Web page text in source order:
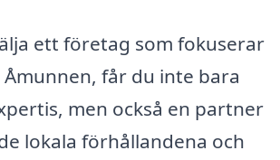
ett företag som fokuserar
Åmunnen, får du inte bara
men också en partner
lokala förhållandena och